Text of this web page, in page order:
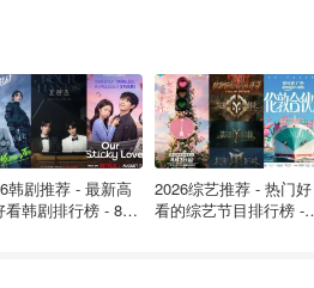
草，还是推荐铺木屑)
，可以整片挖开摆好(球根小也
上新土和缓释肥一起盖回去就可
韩剧推荐 - 最新高
看韩剧排行榜 - 8月
2026综艺推荐 - 热门好
看的综艺节目排行榜 -